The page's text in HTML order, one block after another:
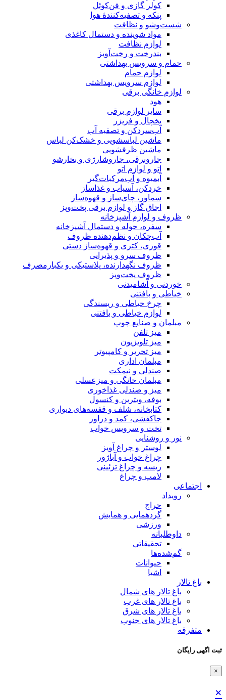
کولر گازی و فن‌کوئل
پنکه و تصفیه‌کنندهٔ هوا
شست‌وشو و نظافت
مواد شوینده و دستمال کاغذی
لوازم نظافت
بندرخت و رخت‌آویز
حمام و سرویس بهداشتی
لوازم حمام
لوازم سرویس بهداشتی
لوازم خانگی برقی
هود
سایر لوازم برقی
یخچال و فریزر
آب‌سردکن و تصفیه آب
ماشین لباسشویی و خشک‌کن لباس
ماشین ظرفشویی
جاروبرقی، جاروشارژی و بخارشو
اتو و لوازم اتو
آبمیوه و آب‌مرکبات‌گیر
خردکن، آسیاب و غذاساز
سماور، چای‌ساز و قهوه‌ساز
اجاق گاز و لوازم برقی پخت‌وپز
ظروف و لوازم آشپزخانه
سفره، حوله و دستمال آشپزخانه
آب‌چکان و نظم‌دهنده ظروف
قوری، کتری و قهوه‌ساز دستی
ظروف سرو و پذیرایی
ظروف نگهدارنده، پلاستیکی و یکبارمصرف
ظروف پخت‌وپز
خوردنی و آشامیدنی
خیاطی و بافتنی
چرخ خیاطی و ریسندگی
لوازم خیاطی و بافتنی
مبلمان و صنایع چوب
میز تلفن
میز تلویزیون
میز تحریر و کامپیوتر
مبلمان اداری
صندلی و نیمکت
مبلمان خانگی و میزعسلی
میز و صندلی غذاخوری
بوفه، ویترین و کنسول
کتابخانه، شلف و قفسه‌های دیواری
جاکفشی، کمد و دراور
تخت و سرویس خواب
نور و روشنایی
لوستر و چراغ آویز
چراغ خواب و آباژور
ریسه و چراغ تزئینی
لامپ و چراغ
اجتماعی
رویداد
حراج
گردهمایی و همایش
ورزشی
داوطلبانه
تحقیقاتی
گم‌شده‌ها
حیوانات
اشیا
باغ تالار
باغ تالار های شمال
باغ تالار های غرب
باغ تالار های شرق
باغ تالار های جنوب
متفرقه
ثبت اگهی رایگان
×
×